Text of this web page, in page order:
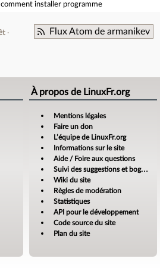
comment installer programme
Flux Atom de armanikev
À propos de LinuxFr.org
Mentions légales
Faire un don
L’équipe de LinuxFr.org
Informations sur le site
Aide / Foire aux questions
Suivi des suggestions et bogues
Wiki du site
Règles de modération
Statistiques
API pour le développement
Code source du site
Plan du site